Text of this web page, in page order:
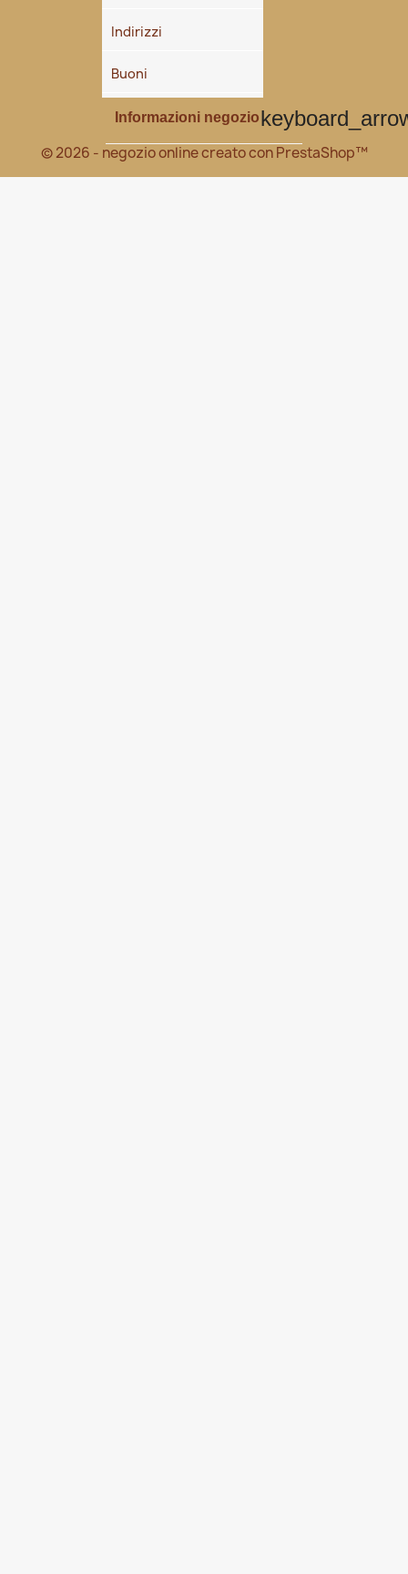
Indirizzi
Buoni
Informazioni negozio
© 2026 - negozio online creato con PrestaShop™